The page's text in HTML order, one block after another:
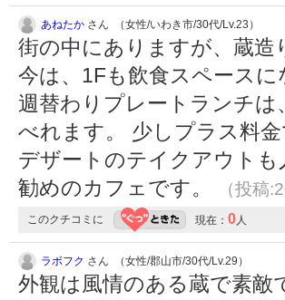
あねたか さん （女性/いわき市/30代/Lv.23）
街の中にありますが、蔵
今は、1Fも飲食スペース
週替わりプレートランチ
べれます。 少しプラス料
デザートのテイクアウト
勧めのカフェです。
（投稿
このクチコミに 現在： 0人
ラボフク さん （女性/郡山市/30代/Lv.29）
外観は風情のある蔵で素敵